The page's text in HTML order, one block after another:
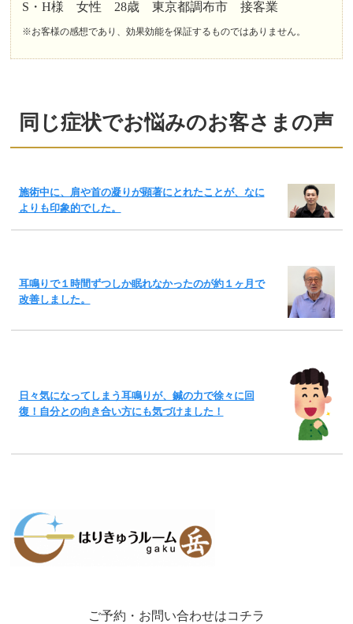
S・H様 女性 28歳 東京都調布市 接客業
※お客様の感想であり、効果効能を保証するものではありません。
同じ症状でお悩みのお客さまの声
施術中に、肩や首の凝りが顕著にとれたことが、なに
よりも印象的でした。
耳鳴りで１時間ずつしか眠れなかったのが約１ヶ月で
改善しました。
日々気になってしまう耳鳴りが、鍼の力で徐々に回
復！自分との向き合い方にも気づけました！
ご予約・お問い合わせはコチラ